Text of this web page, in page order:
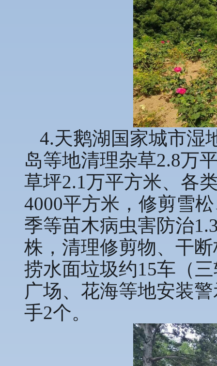
4.天鹅湖国家城市湿
岛等地清理杂草2.8万
草坪2.1万平方米、各
4000平方米，修剪雪
季等苗木病虫害防治
株，清理修剪物、干
捞水面垃圾约15车（
广场、花海等地安装
手2个。